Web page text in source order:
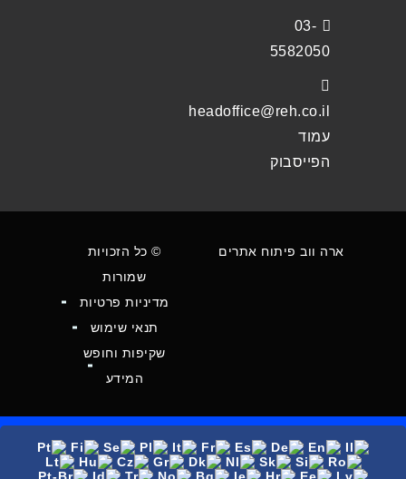
03-
5582050
headoffice@reh.co.il
עמוד
הפייסבוק
ארה ווב פיתוח אתרים
© כל הזכויות
שמורות
מדיניות פרטיות
תנאי שימוש
שקיפות וחופש
המידע